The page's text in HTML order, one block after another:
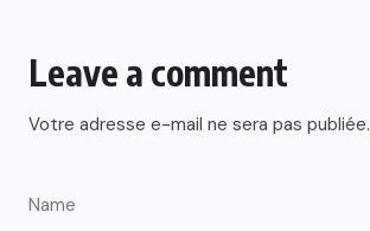
Leave a comment
Votre adresse e-mail ne sera pas publiée.